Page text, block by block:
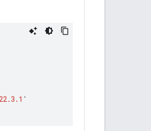
22.3.1 '